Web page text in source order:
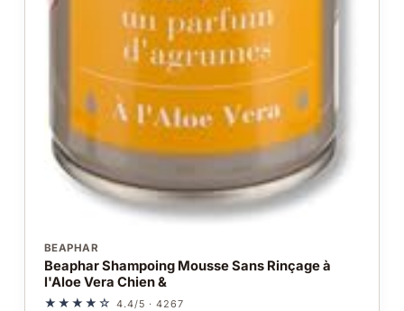
BEAPHAR
Beaphar Shampoing Mousse Sans Rinçage à
l'Aloe Vera Chien &
★★★★☆ 4.4/5 · 4267